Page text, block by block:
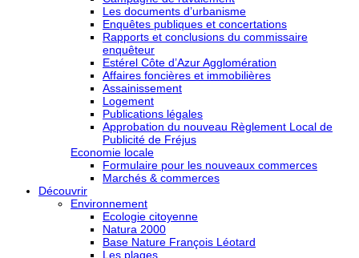
Les documents d’urbanisme
Enquêtes publiques et concertations
Rapports et conclusions du commissaire
enquêteur
Estérel Côte d’Azur Agglomération
Affaires foncières et immobilières
Assainissement
Logement
Publications légales
Approbation du nouveau Règlement Local de
Publicité de Fréjus
Economie locale
Formulaire pour les nouveaux commerces
Marchés & commerces
Découvrir
Environnement
Ecologie citoyenne
Natura 2000
Base Nature François Léotard
Les plages